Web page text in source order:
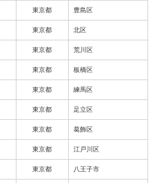
東京都 豊島区
東京都 北区
東京都 荒川区
東京都 板橋区
東京都 練馬区
東京都 足立区
東京都 葛飾区
東京都 江戸川区
東京都 八王子市